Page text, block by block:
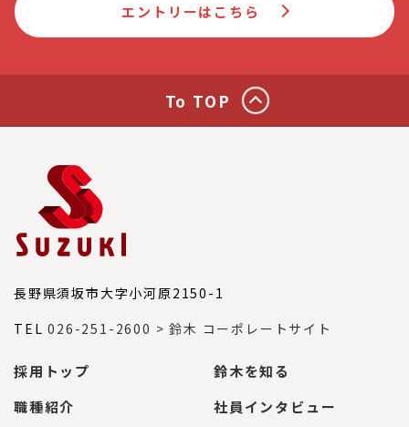
エントリーはこちら
To TOP
長野県須坂市大字小河原2150-1
TEL026-251-2600 > 鈴木 コーポレートサイト
採用トップ
鈴木を知る
職種紹介
社員インタビュー